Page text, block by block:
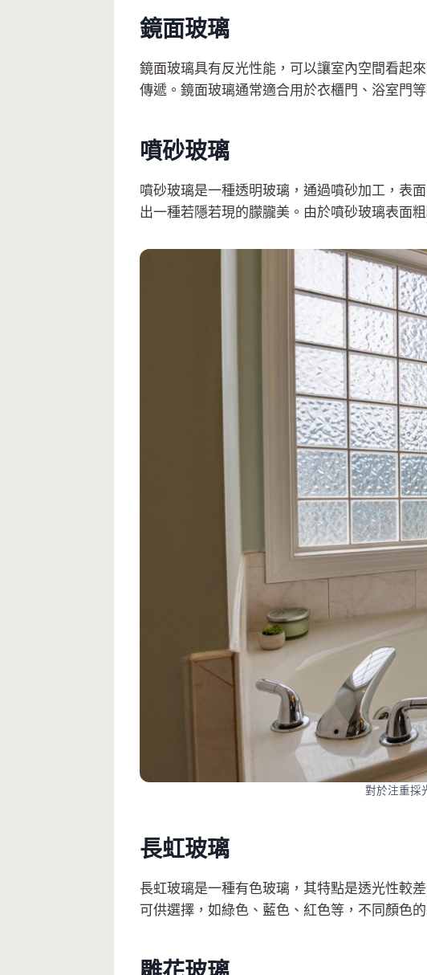
鏡面玻璃
鏡面玻璃具有反光性能，可以讓室內空間看起
傳遞。鏡面玻璃通常適合用於衣櫃門、浴室門
噴砂玻璃
噴砂玻璃是一種透明玻璃，通過噴砂加工，表
出一種若隱若現的朦朧美。由於噴砂玻璃表面
對於注重採
長虹玻璃
長虹玻璃是一種有色玻璃，其特點是透光性較
可供選擇，如綠色、藍色、紅色等，不同顏色